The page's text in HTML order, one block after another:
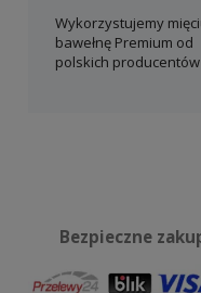
Wykorzystujemy
bawełnę Premium od
polskich producentów
Bezpieczne